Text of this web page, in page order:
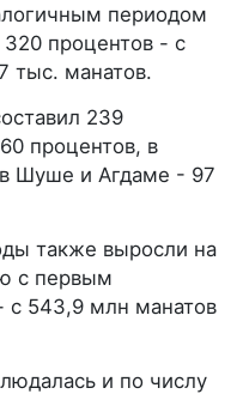
периодом
процентов - с
тыс. манатов.
239
процентов, в
Шуше и Агдаме - 97
также выросли на
с первым
с 543,9 млн манатов
и по числу